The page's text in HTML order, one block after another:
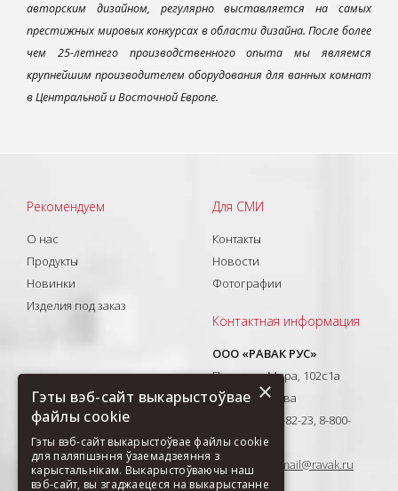
авторским дизайном, регулярно выставляется на самых
престижных мировых конкурсах в области дизайна. После более
чем 25-летнего производственного опыта мы являемся
крупнейшим производителем оборудования для ванных комнат
в Центральной и Восточной Европе.
Рекомендуем
О нас
Продукты
Новинки
Изделия под заказ
Для СМИ
Контакты
Новости
Фотографии
Контактная информация
ООО «РАВАК РУС»
Проспект Мира, 102с1а
129626, Москва
T: +7(495) 710-82-23, 8-800-
333-41-51
E-mail:ravak-mail@ravak.ru
×
Гэты вэб-сайт выкарыстоўвае
файлы cookie
Гэты вэб-сайт выкарыстоўвае файлы cookie
для паляпшэння ўзаемадзеяння з
карыстальнікам. Выкарыстоўваючы наш
вэб-сайт, вы згаджаецеся на выкарыстанне